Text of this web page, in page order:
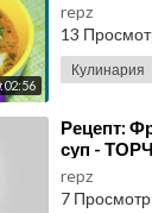
repz
13
Кулинария
⁣Рецепт:
суп -
repz
7